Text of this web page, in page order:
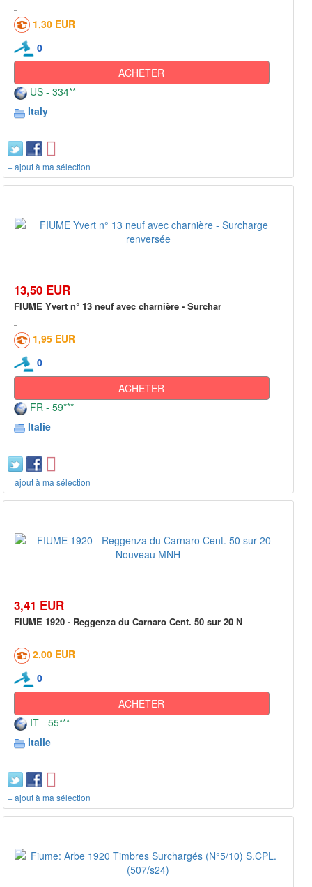
1,30 EUR
0
ACHETER
US - 334**
Italy
+ ajout à ma sélection
13,50 EUR
FIUME Yvert n° 13 neuf avec charnière - Surchar
1,95 EUR
0
ACHETER
FR - 59***
Italie
+ ajout à ma sélection
3,41 EUR
FIUME 1920 - Reggenza du Carnaro Cent. 50 sur 20 N
2,00 EUR
0
ACHETER
IT - 55***
Italie
+ ajout à ma sélection